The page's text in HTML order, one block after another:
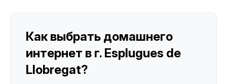
Как выбрать домашнего
интернет в г. Esplugues de
Llobregat?